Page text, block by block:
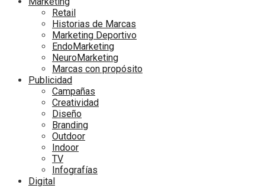
Retail
Historias de Marcas
Marketing Deportivo
EndoMarketing
NeuroMarketing
Marcas con propósito
Publicidad
Campañas
Creatividad
Diseño
Branding
Outdoor
Indoor
TV
Infografías
Digital